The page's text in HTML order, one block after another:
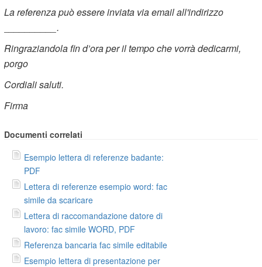
La referenza può essere inviata via email all'indirizzo
__________.
Ringraziandola fin d’ora per il tempo che vorrà dedicarmi,
porgo
Cordiali saluti.
Firma
Documenti correlati
Esempio lettera di referenze badante:
PDF
Lettera di referenze esempio word: fac
simile da scaricare
Lettera di raccomandazione datore di
lavoro: fac simile WORD, PDF
Referenza bancaria fac simile editabile
Esempio lettera di presentazione per